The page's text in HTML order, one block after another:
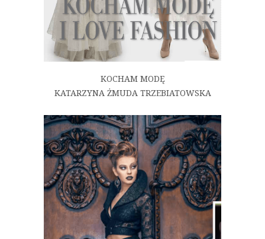
KOCHAM MODĘ
KATARZYNA ŻMUDA TRZEBIATOWSKA